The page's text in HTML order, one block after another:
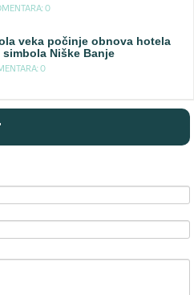
0
veka počinje obnova hotela
simbola Niške Banje
0